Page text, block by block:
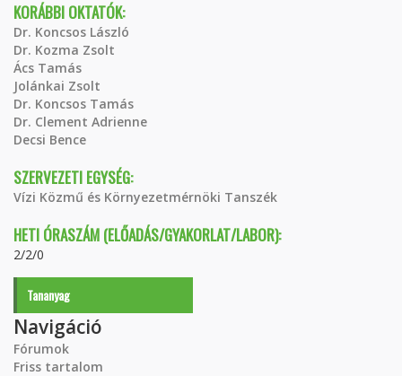
KORÁBBI OKTATÓK:
Dr. Koncsos László
Dr. Kozma Zsolt
Ács Tamás
Jolánkai Zsolt
Dr. Koncsos Tamás
Dr. Clement Adrienne
Decsi Bence
SZERVEZETI EGYSÉG:
Vízi Közmű és Környezetmérnöki Tanszék
HETI ÓRASZÁM (ELŐADÁS/GYAKORLAT/LABOR):
2/2/0
Tananyag
Navigáció
Fórumok
Friss tartalom